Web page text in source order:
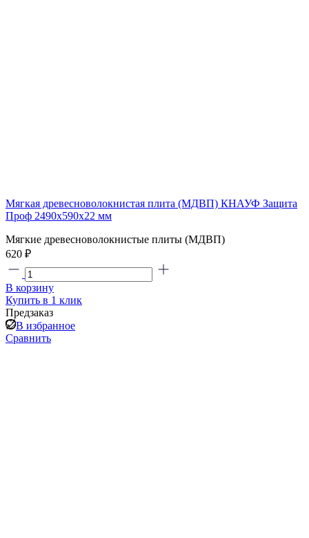
Мягкая древесноволокнистая плита (МДВП) КНАУФ Защита
Проф 2490х590х22 мм
Мягкие древесноволокнистые плиты (МДВП)
620 ₽
В корзину
Купить в 1 клик
Предзаказ
В избранное
Сравнить